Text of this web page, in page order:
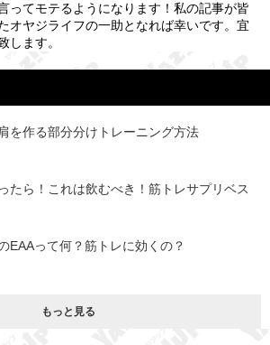
ってモテるようになります！私の記事が皆
オヤジライフの一助となれば幸いです。宜
します。
を作る部分分けトレーニング方法
たら！これは飲むべき！筋トレサプリベス
EAAって何？筋トレに効くの？
もっと見る